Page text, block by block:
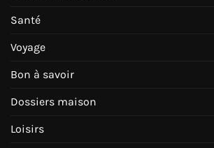
Santé
Voyage
Bon à savoir
Dossiers maison
Loisirs